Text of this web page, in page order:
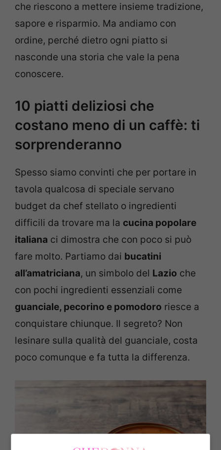
che riescono a mettere insieme tradizione,
sapore e risparmio. Ma andiamo con
ordine, perché dietro ogni piatto si
nasconde una storia che vale la pena
conoscere.
10 piatti deliziosi che
costano meno di un caffè: ti
sorprenderanno
Spesso siamo convinti che per portare in
tavola qualcosa di speciale servano
budget da chef stellato o ingredienti
difficili da trovare ma la cucina popolare
italiana ci dimostra che con poco si può
fare molto. Partiamo dai bucatini
all’amatriciana, un simbolo del Lazio che
con pochi ingredienti essenziali come
guanciale, pecorino e pomodoro riesce a
conquistare chiunque. Il segreto? Non
lesinare sulla qualità del guanciale, costa
poco comunque e fa tutta la differenza.